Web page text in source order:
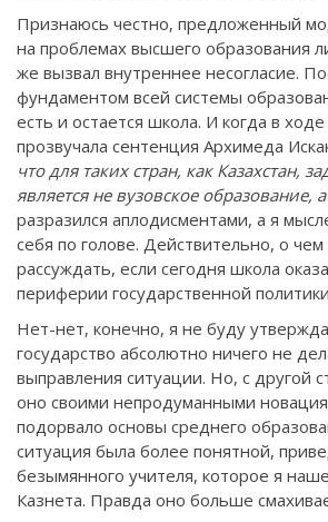
Признаюсь честно, предложенный
на проблемах высшего образования
же вызвал внутреннее несогласие.
фундаментом всей системы
есть и остается школа. И когда в ходе
прозвучала сентенция Архимеда
что для таких стран, как Казахстан,
является не вузовское образование,
разразился аплодисментами, а я
себя по голове. Действительно, о
рассуждать, если сегодня школа
периферии государственной
Нет-нет, конечно, я не буду
государство абсолютно ничего не
выправления ситуации. Но, с другой
оно своими непродуманными
подорвало основы среднего
ситуация была более понятной,
безымянного учителя, которое я
Казнета. Правда оно больше